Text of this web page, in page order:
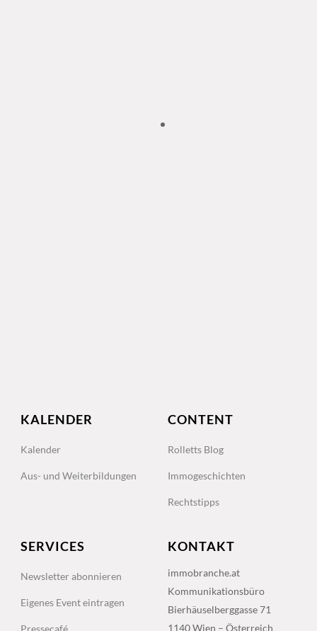
KALENDER
Kalender
Aus- und Weiterbildungen
CONTENT
Rolletts Blog
Immogeschichten
Rechtstipps
SERVICES
Newsletter abonnieren
Eigenes Event eintragen
KONTAKT
immobranche.at
Kommunikationsbüro
Bierhäuselberggasse 71
1140 Wien – Österreich